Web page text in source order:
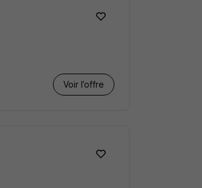
Voir l’offre